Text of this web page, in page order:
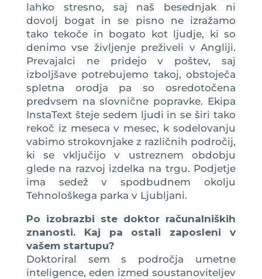
lahko stresno, saj naš besednjak ni
dovolj bogat in se pisno ne izražamo
tako tekoče in bogato kot ljudje, ki so
denimo vse življenje preživeli v Angliji.
Prevajalci ne pridejo v poštev, saj
izboljšave potrebujemo takoj, obstoječa
spletna orodja pa so osredotočena
predvsem na slovnične popravke. Ekipa
InstaText šteje sedem ljudi in se širi tako
rekoč iz meseca v mesec, k sodelovanju
vabimo strokovnjake z različnih področij,
ki se vključijo v ustreznem obdobju
glede na razvoj izdelka na trgu. Podjetje
ima sedež v spodbudnem okolju
Tehnološkega parka v Ljubljani.
Po izobrazbi ste doktor računalniških
znanosti. Kaj pa ostali zaposleni v
vašem startupu?
Doktoriral sem s področja umetne
inteligence, eden izmed soustanoviteljev